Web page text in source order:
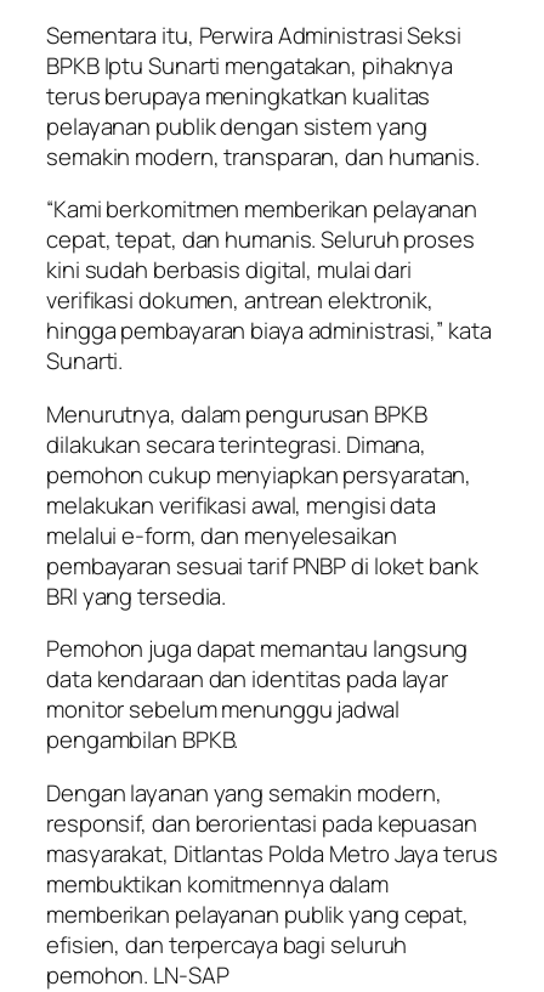
Sementara itu, Perwira Administrasi Seksi
BPKB Iptu Sunarti mengatakan, pihaknya
terus berupaya meningkatkan kualitas
pelayanan publik dengan sistem yang
semakin modern, transparan, dan humanis.
“Kami berkomitmen memberikan pelayanan
cepat, tepat, dan humanis. Seluruh proses
kini sudah berbasis digital, mulai dari
verifikasi dokumen, antrean elektronik,
hingga pembayaran biaya administrasi,” kata
Sunarti.
Menurutnya, dalam pengurusan BPKB
dilakukan secara terintegrasi. Dimana,
pemohon cukup menyiapkan persyaratan,
melakukan verifikasi awal, mengisi data
melalui e-form, dan menyelesaikan
pembayaran sesuai tarif PNBP di loket bank
BRI yang tersedia.
Pemohon juga dapat memantau langsung
data kendaraan dan identitas pada layar
monitor sebelum menunggu jadwal
pengambilan BPKB.
Dengan layanan yang semakin modern,
responsif, dan berorientasi pada kepuasan
masyarakat, Ditlantas Polda Metro Jaya terus
membuktikan komitmennya dalam
memberikan pelayanan publik yang cepat,
efisien, dan terpercaya bagi seluruh
pemohon. LN-SAP